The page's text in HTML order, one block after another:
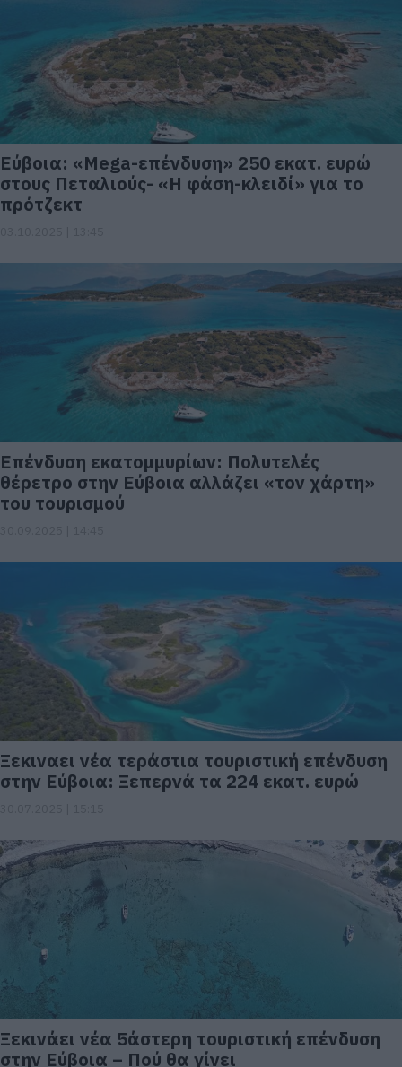
Eύβοια: «Mega-επένδυση» 250 εκατ. ευρώ
στους Πεταλιούς- «Η φάση-κλειδί» για το
πρότζεκτ
Eπένδυση εκατομμυρίων: Πολυτελές
θέρετρο στην Εύβοια αλλάζει «τον χάρτη»
του τουρισμού
Ξεκιναει νέα τεράστια τουριστική επένδυση
στην Εύβοια: Ξεπερνά τα 224 εκατ. ευρώ
Ξεκινάει νέα 5άστερη τουριστική επένδυση
στην Εύβοια – Πού θα γίνει